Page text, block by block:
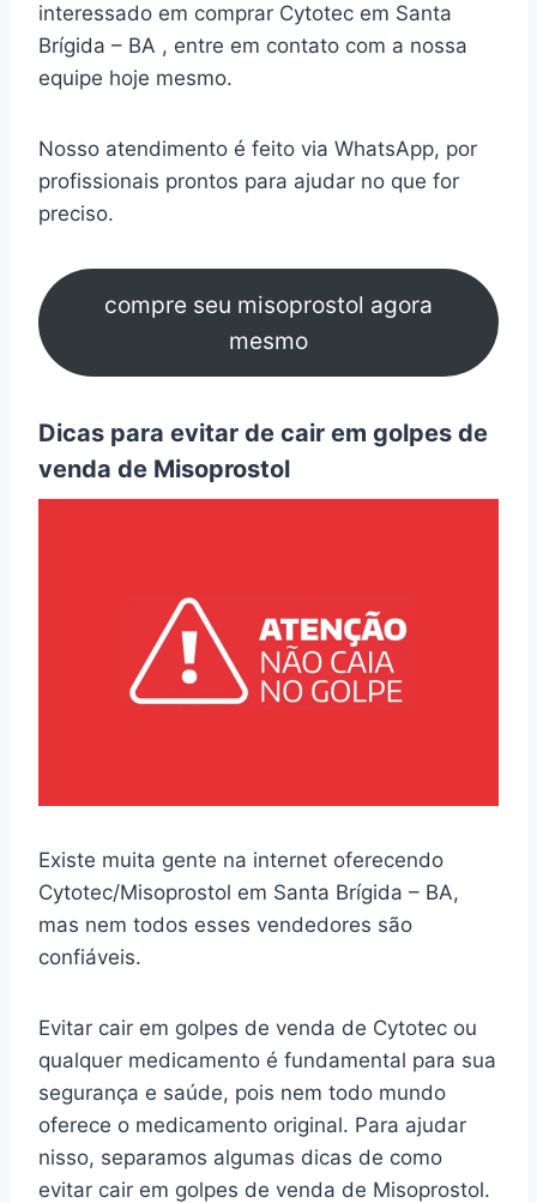
interessado em comprar Cytotec em Santa
Brígida – BA , entre em contato com a nossa
equipe hoje mesmo.
Nosso atendimento é feito via WhatsApp, por
profissionais prontos para ajudar no que for
preciso.
compre seu misoprostol agora
mesmo
Dicas para evitar de cair em golpes de
venda de Misoprostol
Existe muita gente na internet oferecendo
Cytotec/Misoprostol em Santa Brígida – BA,
mas nem todos esses vendedores são
confiáveis.
Evitar cair em golpes de venda de Cytotec ou
qualquer medicamento é fundamental para sua
segurança e saúde, pois nem todo mundo
oferece o medicamento original. Para ajudar
nisso, separamos algumas dicas de como
evitar cair em golpes de venda de Misoprostol.